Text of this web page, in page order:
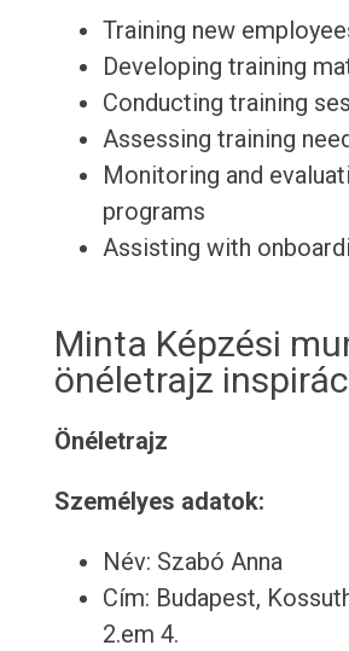
Training new
Developing training
Conducting training
Assessing training
Monitoring and
programs
Assisting with
Minta Képzési
önéletrajz
Önéletrajz
Személyes adatok:
Név: Szabó Anna
Cím: Budapest,
2.em 4.